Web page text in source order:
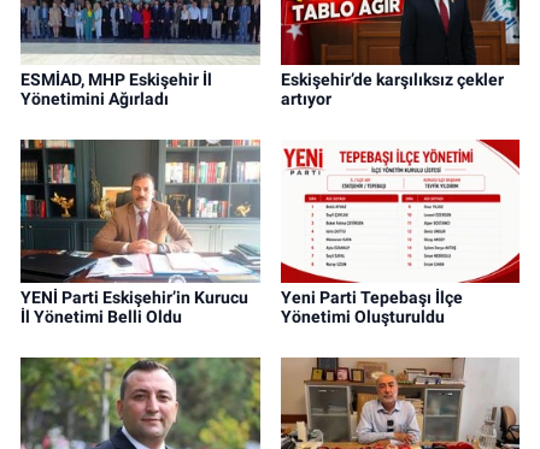
ESMİAD, MHP Eskişehir İl
Yönetimini Ağırladı
Eskişehir’de karşılıksız çekler
artıyor
YENİ Parti Eskişehir’in Kurucu
İl Yönetimi Belli Oldu
Yeni Parti Tepebaşı İlçe
Yönetimi Oluşturuldu